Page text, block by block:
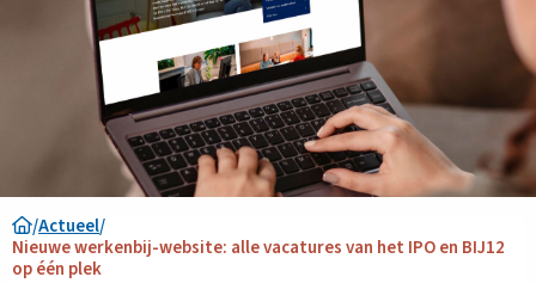
/Actueel/
Nieuwe werkenbij-website: alle vacatures van het IPO en BIJ12
op één plek